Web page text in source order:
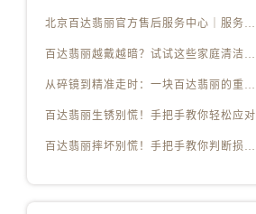
北京百达翡丽官方售后服务中心｜服务热线及办公地址权威信息公示（2026年6月最新）
百达翡丽越戴越暗？试试这些家庭清洁妙招
从碎镜到精准走时：一块百达翡丽的重生之路
百达翡丽生锈别慌！手把手教你轻松应对
百达翡丽摔坏别慌！手把手教你判断损伤程度